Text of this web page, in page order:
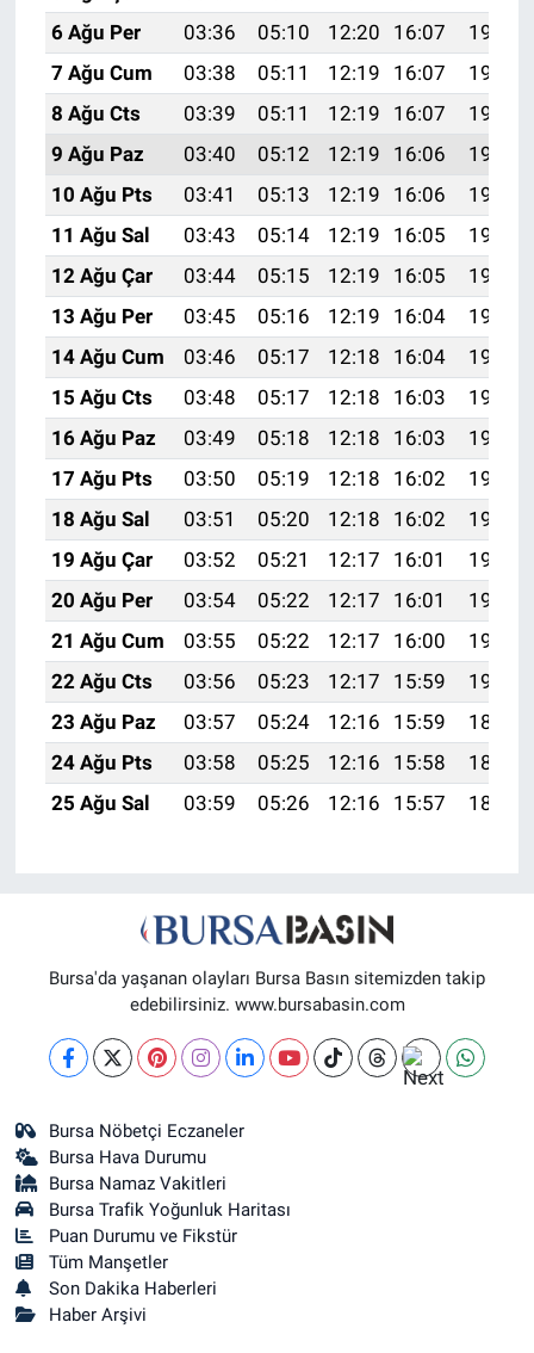
6 Ağu Per
03:36 05:10 12:20 16:07
19:19
7 Ağu Cum
03:38 05:11 12:19 16:07
19:18
8 Ağu Cts
03:39 05:11 12:19 16:07
19:17
9 Ağu Paz
03:40 05:12 12:19 16:06
19:16
10 Ağu Pts
03:41 05:13 12:19 16:06
19:15
11 Ağu Sal
03:43 05:14 12:19 16:05
19:14
12 Ağu Çar
03:44 05:15 12:19 16:05
19:13
13 Ağu Per
03:45 05:16 12:19 16:04
19:11
14 Ağu Cum
03:46 05:17 12:18 16:04
19:10
15 Ağu Cts
03:48 05:17 12:18 16:03
19:09
16 Ağu Paz
03:49 05:18 12:18 16:03
19:08
17 Ağu Pts
03:50 05:19 12:18 16:02
19:06
18 Ağu Sal
03:51 05:20 12:18 16:02
19:05
19 Ağu Çar
03:52 05:21 12:17 16:01
19:04
20 Ağu Per
03:54 05:22 12:17 16:01
19:03
21 Ağu Cum
03:55 05:22 12:17 16:00
19:01
22 Ağu Cts
03:56 05:23 12:17 15:59
19:00
23 Ağu Paz
03:57 05:24 12:16 15:59
18:59
24 Ağu Pts
03:58 05:25 12:16 15:58
18:57
25 Ağu Sal
03:59 05:26 12:16 15:57 18:56
Bursa'da yaşanan olayları Bursa Basın sitemizden takip
edebilirsiniz. www.bursabasin.com
Bursa Nöbetçi Eczaneler
Bursa Hava Durumu
Bursa Namaz Vakitleri
Bursa Trafik Yoğunluk Haritası
Puan Durumu ve Fikstür
Tüm Manşetler
Son Dakika Haberleri
Haber Arşivi